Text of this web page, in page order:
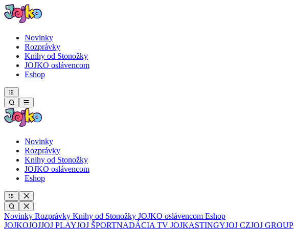
Novinky
Rozprávky
Knihy od Stonožky
JOJKO oslávencom
Eshop
Novinky
Rozprávky
Knihy od Stonožky
JOJKO oslávencom
Eshop
Novinky Rozprávky Knihy od Stonožky JOJKO oslávencom Eshop
JOJKOJOJJOJ PLAYJOJ ŠPORTNADÁCIA TV JOJKASTINGYJOJ CZJOJ GROUP